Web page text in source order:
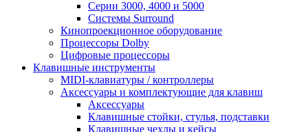
Серии 3000, 4000 и 5000
Системы Surround
Кинопроекционное оборудование
Процессоры Dolby
Цифровые процессоры
Клавишные инструменты
MIDI-клавиатуры / контроллеры
Аксессуары и комплектующие для клавиш
Аксессуары
Клавишные стойки, стулья, подставки
Клавишные чехлы и кейсы